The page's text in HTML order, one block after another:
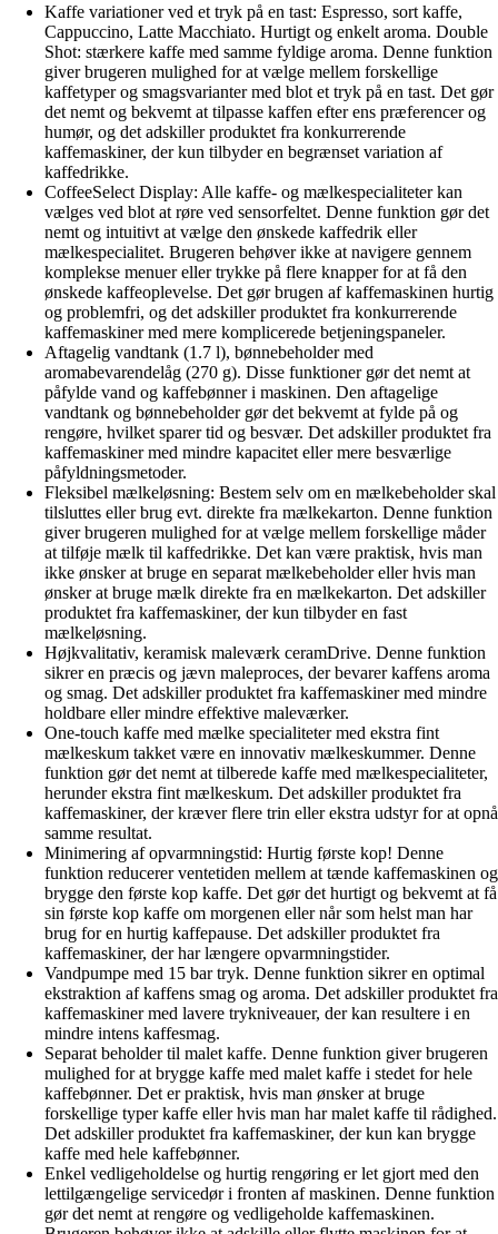
Kaffe variationer ved et tryk på en tast: Espresso, sort kaffe,
Cappuccino, Latte Macchiato. Hurtigt og enkelt aroma. Double
Shot: stærkere kaffe med samme fyldige aroma. Denne funktion
giver brugeren mulighed for at vælge mellem forskellige
kaffetyper og smagsvarianter med blot et tryk på en tast. Det gør
det nemt og bekvemt at tilpasse kaffen efter ens præferencer og
humør, og det adskiller produktet fra konkurrerende
kaffemaskiner, der kun tilbyder en begrænset variation af
kaffedrikke.
CoffeeSelect Display: Alle kaffe- og mælkespecialiteter kan
vælges ved blot at røre ved sensorfeltet. Denne funktion gør det
nemt og intuitivt at vælge den ønskede kaffedrik eller
mælkespecialitet. Brugeren behøver ikke at navigere gennem
komplekse menuer eller trykke på flere knapper for at få den
ønskede kaffeoplevelse. Det gør brugen af kaffemaskinen hurtig
og problemfri, og det adskiller produktet fra konkurrerende
kaffemaskiner med mere komplicerede betjeningspaneler.
Aftagelig vandtank (1.7 l), bønnebeholder med
aromabevarendelåg (270 g). Disse funktioner gør det nemt at
påfylde vand og kaffebønner i maskinen. Den aftagelige
vandtank og bønnebeholder gør det bekvemt at fylde på og
rengøre, hvilket sparer tid og besvær. Det adskiller produktet fra
kaffemaskiner med mindre kapacitet eller mere besværlige
påfyldningsmetoder.
Fleksibel mælkeløsning: Bestem selv om en mælkebeholder skal
tilsluttes eller brug evt. direkte fra mælkekarton. Denne funktion
giver brugeren mulighed for at vælge mellem forskellige måder
at tilføje mælk til kaffedrikke. Det kan være praktisk, hvis man
ikke ønsker at bruge en separat mælkebeholder eller hvis man
ønsker at bruge mælk direkte fra en mælkekarton. Det adskiller
produktet fra kaffemaskiner, der kun tilbyder en fast
mælkeløsning.
Højkvalitativ, keramisk maleværk ceramDrive. Denne funktion
sikrer en præcis og jævn maleproces, der bevarer kaffens aroma
og smag. Det adskiller produktet fra kaffemaskiner med mindre
holdbare eller mindre effektive maleværker.
One-touch kaffe med mælke specialiteter med ekstra fint
mælkeskum takket være en innovativ mælkeskummer. Denne
funktion gør det nemt at tilberede kaffe med mælkespecialiteter,
herunder ekstra fint mælkeskum. Det adskiller produktet fra
kaffemaskiner, der kræver flere trin eller ekstra udstyr for at opnå
samme resultat.
Minimering af opvarmningstid: Hurtig første kop! Denne
funktion reducerer ventetiden mellem at tænde kaffemaskinen og
brygge den første kop kaffe. Det gør det hurtigt og bekvemt at få
sin første kop kaffe om morgenen eller når som helst man har
brug for en hurtig kaffepause. Det adskiller produktet fra
kaffemaskiner, der har længere opvarmningstider.
Vandpumpe med 15 bar tryk. Denne funktion sikrer en optimal
ekstraktion af kaffens smag og aroma. Det adskiller produktet fra
kaffemaskiner med lavere trykniveauer, der kan resultere i en
mindre intens kaffesmag.
Separat beholder til malet kaffe. Denne funktion giver brugeren
mulighed for at brygge kaffe med malet kaffe i stedet for hele
kaffebønner. Det er praktisk, hvis man ønsker at bruge
forskellige typer kaffe eller hvis man har malet kaffe til rådighed.
Det adskiller produktet fra kaffemaskiner, der kun kan brygge
kaffe med hele kaffebønner.
Enkel vedligeholdelse og hurtig rengøring er let gjort med den
lettilgængelige servicedør i fronten af maskinen. Denne funktion
gør det nemt at rengøre og vedligeholde kaffemaskinen.